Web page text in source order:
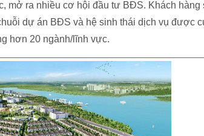
mở ra nhiều cơ hội đầu tư BĐS. Khách
dự án BĐS và hệ sinh thái dịch vụ được
hơn 20 ngành/lĩnh vực.